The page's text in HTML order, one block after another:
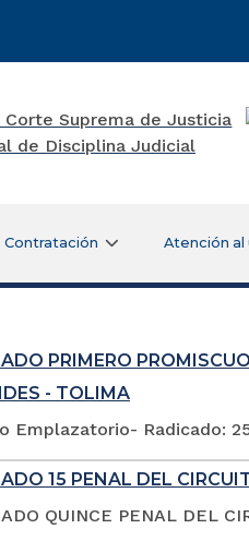
Contratación Atención al
PRIMERO
- TOLIMA
Emplazatorio- Radicado:
15 PENAL DEL
QUINCE PENAL DEL